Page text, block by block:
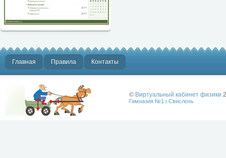
Главная Правила Контакты
© Виртуальный кабинет физики
Гимназия №1 г.Свислочь